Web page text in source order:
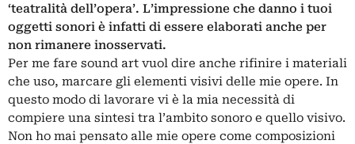
‘teatralità dell’opera’. L’impressione che danno i tuoi
oggetti sonori è infatti di essere elaborati anche per
non rimanere inosservati.
Per me fare sound art vuol dire anche rifinire i materiali
che uso, marcare gli elementi visivi delle mie opere. In
questo modo di lavorare vi è la mia necessità di
compiere una sintesi tra l’ambito sonoro e quello visivo.
Non ho mai pensato alle mie opere come composizioni